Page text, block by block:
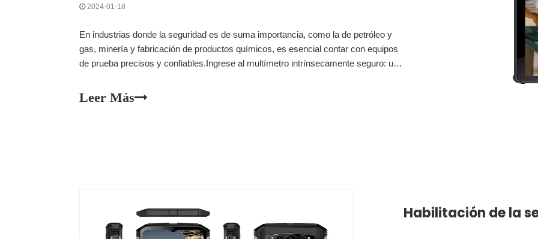
2024-01-18
En industrias donde la seguridad es de suma importancia, como la de petróleo y
gas, minería y fabricación de productos químicos, es esencial contar con equipos
de prueba precisos y confiables.Ingrese al multímetro intrínsecamente seguro: una
para mantenimiento y reparación.
Leer Más